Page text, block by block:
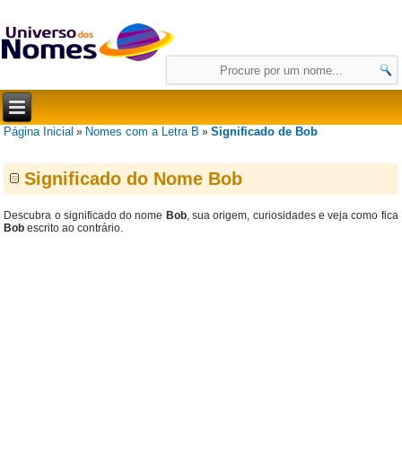
Página Inicial » Nomes com a Letra B »Significado de Bob
Significado do Nome Bob
Descubra o significado do nome Bob, sua origem, curiosidades e veja como fica
Bob escrito ao contrário.